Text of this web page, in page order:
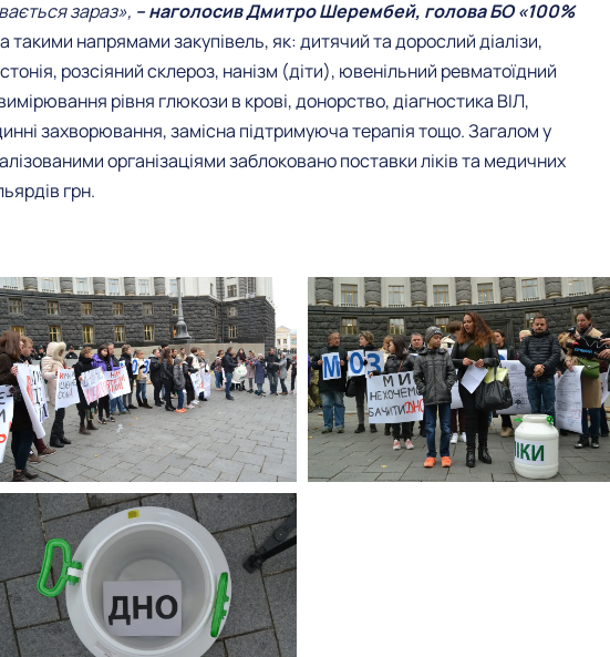
зараз», – наголосив Дмитро Шерембей, голова БО «100%
такими напрямами закупівель, як: дитячий та дорослий діалізи,
розсіяний склероз, нанізм (діти), ювенільний ревматоїдний
рівня глюкози в крові, донорство, діагностика ВІЛ,
захворювання, замісна підтримуюча терапія тощо. Загалом у
організаціями заблоковано поставки ліків та медичних
грн.